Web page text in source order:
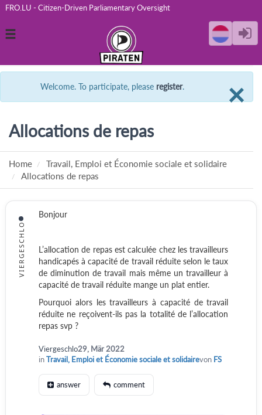
FRO.LU - Citizen-Driven Parliamentary Oversight
Toggle
×
Welcome. To participate, please register.
Allocations de repas
Home
Travail, Emploi et Économie sociale et solidaire
Allocations de repas
VIERGESCHLO
Bonjour
L’allocation de repas est calculée chez les travailleurs
handicapés à capacité de travail réduite selon le taux
de diminution de travail mais même un travailleur à
capacité de travail réduite mange un plat entier.
Pourquoi alors les travailleurs à capacité de travail
réduite ne reçoivent-ils pas la totalité de l’allocation
repas svp ?
Viergeschlo29, Mär 2022
inTravail, Emploi et Économie sociale et solidairevon FS
answer comment